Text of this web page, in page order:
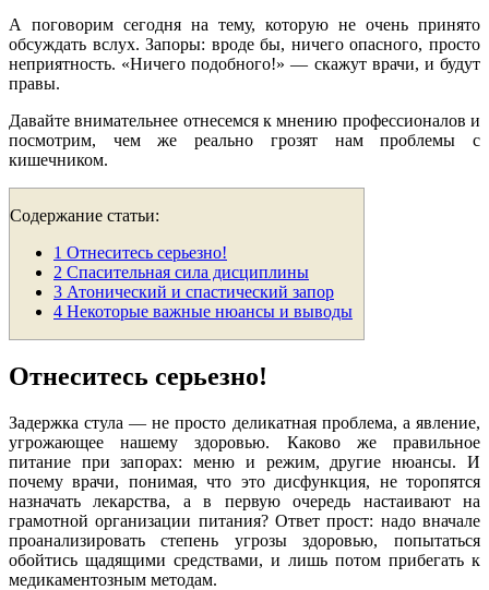
А поговорим сегодня на тему, которую не очень принято
обсуждать вслух. Запоры: вроде бы, ничего опасного, просто
неприятность. «Ничего подобного!» — скажут врачи, и будут
правы.
Давайте внимательнее отнесемся к мнению профессионалов и
посмотрим, чем же реально грозят нам проблемы с
кишечником.
Содержание статьи:
1 Отнеситесь серьезно!
2 Спасительная сила дисциплины
3 Атонический и спастический запор
4 Некоторые важные нюансы и выводы
Отнеситесь серьезно!
Задержка стула — не просто деликатная проблема, а явление,
угрожающее нашему здоровью. Каково же правильное
питание при запорах: меню и режим, другие нюансы. И
почему врачи, понимая, что это дисфункция, не торопятся
назначать лекарства, а в первую очередь настаивают на
грамотной организации питания? Ответ прост: надо вначале
проанализировать степень угрозы здоровью, попытаться
обойтись щадящими средствами, и лишь потом прибегать к
медикаментозным методам.